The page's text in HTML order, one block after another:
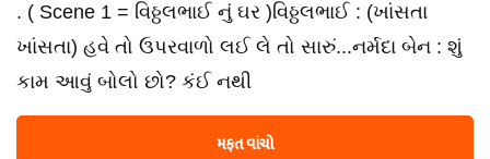
. ( Scene 1 = વિઠ્ઠલભાઈ નું ઘર )વિઠ્ઠલભાઈ : (ખાંસતા
ખાંસતા) હવે તો ઉપરવાળો લઈ લે તો સારું...નર્મદા બેન : શું
કામ આવું બોલો છો? કંઈ નથી
મફત વાંચો